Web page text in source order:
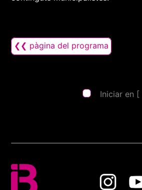
❮❮ pàgina del programa
Iniciar en [